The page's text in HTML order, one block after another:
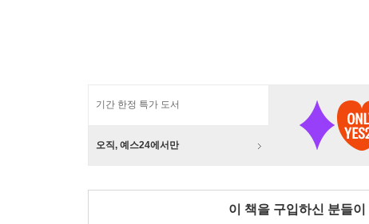
기간 한정 특가 도서
오직, 예스24에서만
이 책을 구입하신 분들이